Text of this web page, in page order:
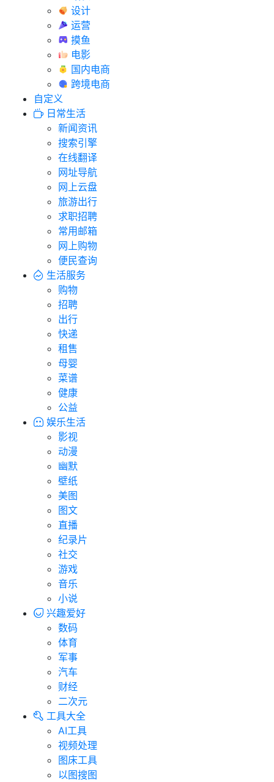
设计
运营
摸鱼
电影
国内电商
跨境电商
自定义
日常生活
新闻资讯
搜索引擎
在线翻译
网址导航
网上云盘
旅游出行
求职招聘
常用邮箱
网上购物
便民查询
生活服务
购物
招聘
出行
快递
租售
母婴
菜谱
健康
公益
娱乐生活
影视
动漫
幽默
壁纸
美图
图文
直播
纪录片
社交
游戏
音乐
小说
兴趣爱好
数码
体育
军事
汽车
财经
二次元
工具大全
AI工具
视频处理
图床工具
以图搜图